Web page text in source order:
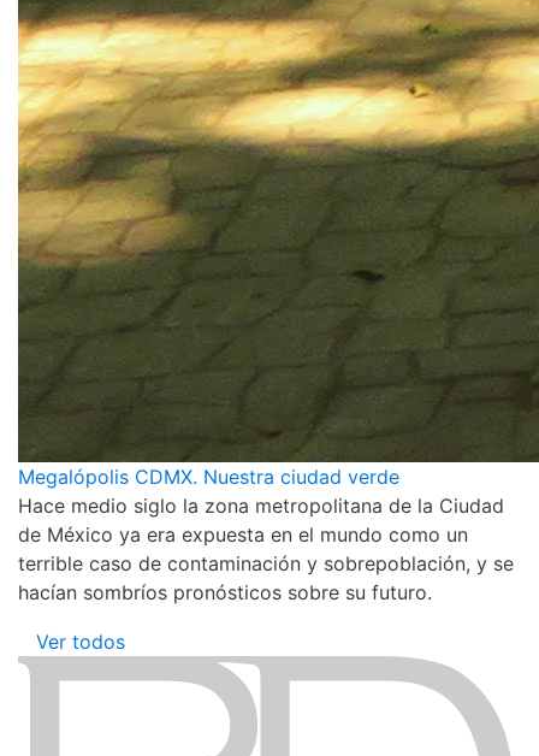
Megalópolis CDMX. Nuestra ciudad verde
Hace medio siglo la zona metropolitana de la Ciudad
de México ya era expuesta en el mundo como un
terrible caso de contaminación y sobrepoblación, y se
hacían sombríos pronósticos sobre su futuro.
Ver todos